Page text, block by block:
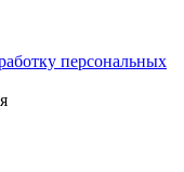
персональных